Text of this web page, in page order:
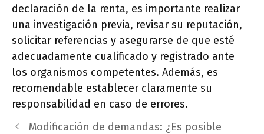
declaración de la renta, es importante realizar
una investigación previa, revisar su reputación,
solicitar referencias y asegurarse de que esté
adecuadamente cualificado y registrado ante
los organismos competentes. Además, es
recomendable establecer claramente su
responsabilidad en caso de errores.
Modificación de demandas: ¿Es posible